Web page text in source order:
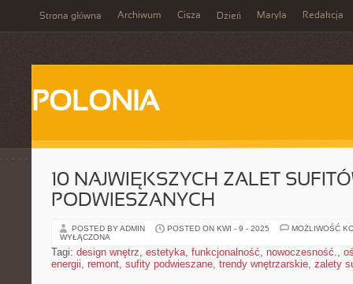
Strona główna Archiwum Cisza Dzień Maryla Redakcja
POLONIA
10 NAJWIĘKSZYCH ZALET
PODWIESZANYCH
POSTED BY ADMIN POSTED ON KWI - 9 - 2025
MOŻLIWOŚĆ
WYŁĄCZONA
Tagi: design wnętrz, estetyka, funkcjonalność, nowoczesność.,
energii, remont, sufity podwieszane, trendy wnętrzarskie, zalety